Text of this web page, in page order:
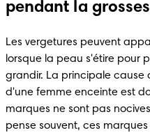
pendant la
Les vergetures peuvent
lorsque la peau s'étire pour
grandir. La principale cause
d'une femme enceinte est
marques ne sont pas
pense souvent, ces